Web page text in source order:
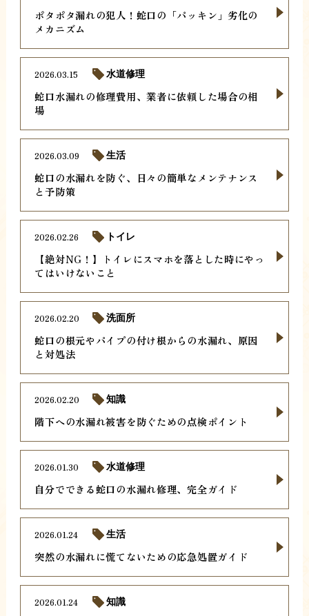
ポタポタ漏れの犯人！蛇口の「パッキン」劣化の
メカニズム
蛇口水漏れの修理費用、業者に依頼した場合の相
場
2026.03.15 水道修理
蛇口の水漏れを防ぐ、日々の簡単なメンテナンス
と予防策
2026.03.09 生活
【絶対NG！】トイレにスマホを落とした時にやっ
てはいけないこと
2026.02.26 トイレ
蛇口の根元やパイプの付け根からの水漏れ、原因
と対処法
2026.02.20 洗面所
階下への水漏れ被害を防ぐための点検ポイント
2026.02.20 知識
自分でできる蛇口の水漏れ修理、完全ガイド
2026.01.30 水道修理
突然の水漏れに慌てないための応急処置ガイド
2026.01.24 生活
2026.01.24 知識